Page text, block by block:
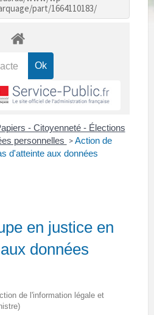
part/1664110183/
- Citoyenneté - Élections
personnelles > Action de
d'atteinte aux données
en justice en
données
de l'information légale et